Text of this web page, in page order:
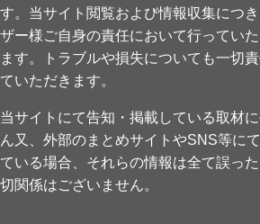
す。当サイト閲覧および情報収集につ
ザー様ご自身の責任において行ってい
ます。トラブルや損失についても一切
ていただきます。
当サイトにて告知・掲載している取材
ん又、外部のまとめサイトやSNS等に
ている場合、それらの情報は全て誤っ
切関係はございません。